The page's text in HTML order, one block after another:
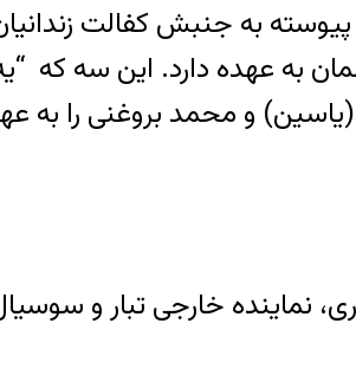
پیوسته به جنبش کفالت
به عهده دارد. این سه که
و محمد بروغنی را به
نماینده خارجی تبار و